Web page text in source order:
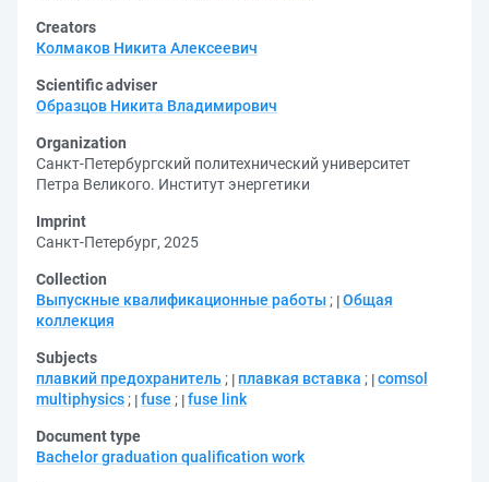
Creators
Колмаков Никита Алексеевич
Scientific adviser
Образцов Никита Владимирович
Organization
Санкт-Петербургский политехнический университет
Петра Великого. Институт энергетики
Imprint
Санкт-Петербург, 2025
Collection
Выпускные квалификационные работы ; Общая
коллекция
Subjects
плавкий предохранитель ; плавкая вставка ; comsol
multiphysics ; fuse ; fuse link
Document type
Bachelor graduation qualification work